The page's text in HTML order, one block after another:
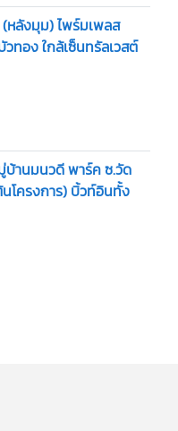
หลังมุม) ไพร์มเพลส
ทอง ใกล้เซ็นทรัลเวสต์
บ้านมนวดี พาร์ค ซ.วัด
โครงการ) บิ้วท์อินทั้ง